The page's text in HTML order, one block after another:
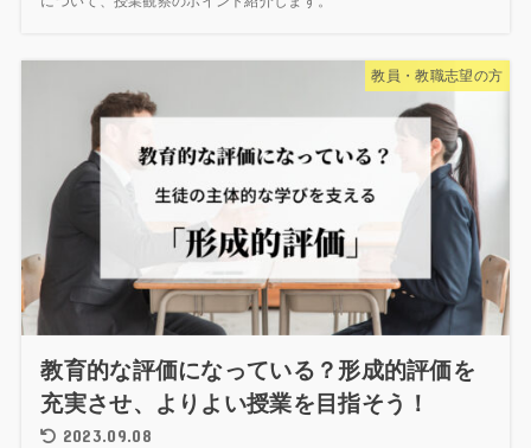
教員・教職志望の方
教育的な評価になっている？形成的評価を
充実させ、よりよい授業を目指そう！
2023.09.08